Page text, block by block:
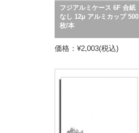
フジアルミケース 6F 合紙
なし 12μ アルミカップ 500
枚/本
価格：¥2,003(税込)